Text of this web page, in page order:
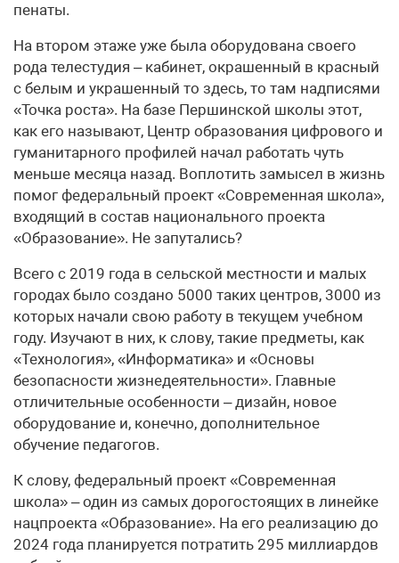
пенаты.
На втором этаже уже была оборудована своего
рода телестудия – кабинет, окрашенный в красный
с белым и украшенный то здесь, то там надписями
«Точка роста». На базе Першинской школы этот,
как его называют, Центр образования цифрового и
гуманитарного профилей начал работать чуть
меньше месяца назад. Воплотить замысел в жизнь
помог федеральный проект «Современная школа»,
входящий в состав национального проекта
«Образование». Не запутались?
Всего с 2019 года в сельской местности и малых
городах было создано 5000 таких центров, 3000 из
которых начали свою работу в текущем учебном
году. Изучают в них, к слову, такие предметы, как
«Технология», «Информатика» и «Основы
безопасности жизнедеятельности». Главные
отличительные особенности – дизайн, новое
оборудование и, конечно, дополнительное
обучение педагогов.
К слову, федеральный проект «Современная
школа» – один из самых дорогостоящих в линейке
нацпроекта «Образование». На его реализацию до
2024 года планируется потратить 295 миллиардов